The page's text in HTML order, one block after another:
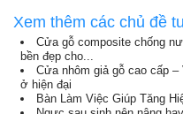
Xem thêm các chủ đề
Cửa gỗ composite chống
bền đẹp cho...
Cửa nhôm giả gỗ cao cấp
ở hiện đại
Bàn Làm Việc Giúp Tăng